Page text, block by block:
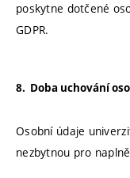
poskytne dotčené
GDPR.
8. Doba uchování
Osobní údaje
nezbytnou pro